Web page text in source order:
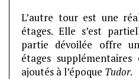
L’autre tour est une
étages. Elle s’est
partie dévoilée offre
étages
ajoutés à l’époque Tudor.